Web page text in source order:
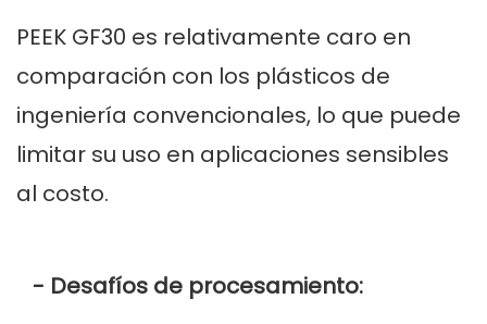
PEEK GF30 es relativamente caro en
comparación con los plásticos de
ingeniería convencionales, lo que puede
limitar su uso en aplicaciones sensibles
al costo.
- Desafíos de procesamiento: